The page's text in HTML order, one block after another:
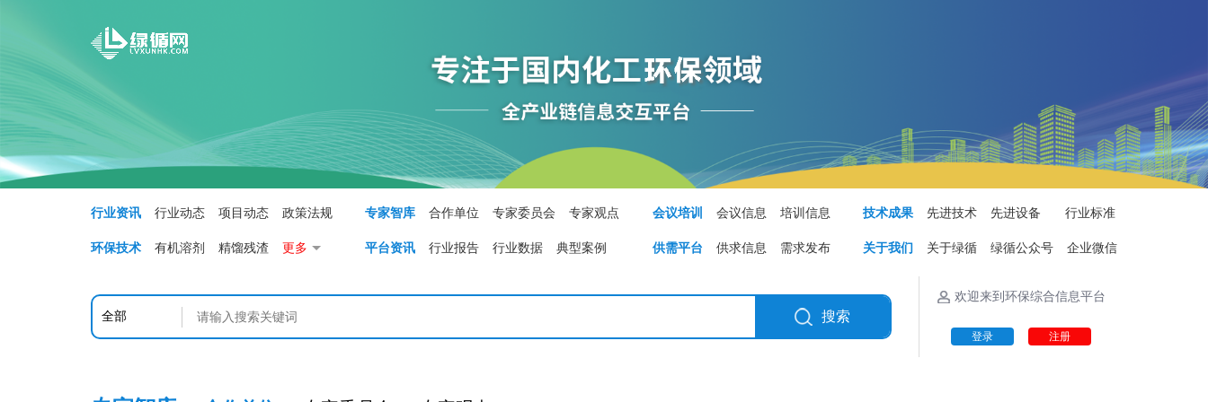
行业资讯 行业动态 项目动态 政策法规
环保技术 有机溶剂 精馏残渣 更多
专家智库 合作单位 专家委员会 专家观点
平台资讯 行业报告 行业数据 典型案例
会议培训 会议信息 培训信息
供需平台 供求信息 需求发布
技术成果 先进技术 先进设备 行业标准
关于我们 关于绿循 绿循公众号 企业微信
搜索
欢迎来到环保综合信息平台
登录 注册